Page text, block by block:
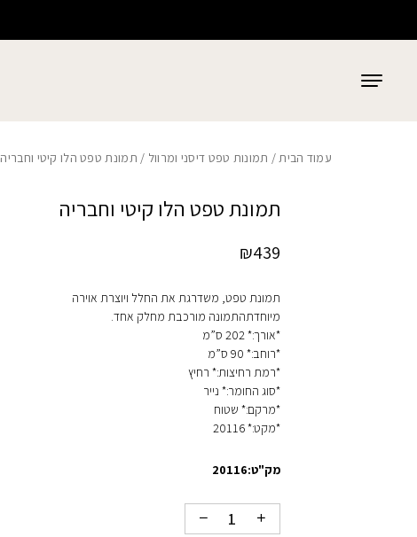
עמוד הבית/ תמונות טפט דיסני ומרוול / תמונת טפט הלו קיטי וחבריה
תמונת טפט הלו קיטי וחבריה
₪439
תמונת טפט, משדרגת את החלל ויוצרת אוירה
מיוחדתהתמונה מורכבת מחלק אחד.
*אורך:* 202 ס”מ
*רוחב:* 90 ס”מ
*רמת רחיצות:* רחיץ
*סוג החומר:* נייר
*מרקם:* שטוח
*מקט:* 20116
מק"ט:20116